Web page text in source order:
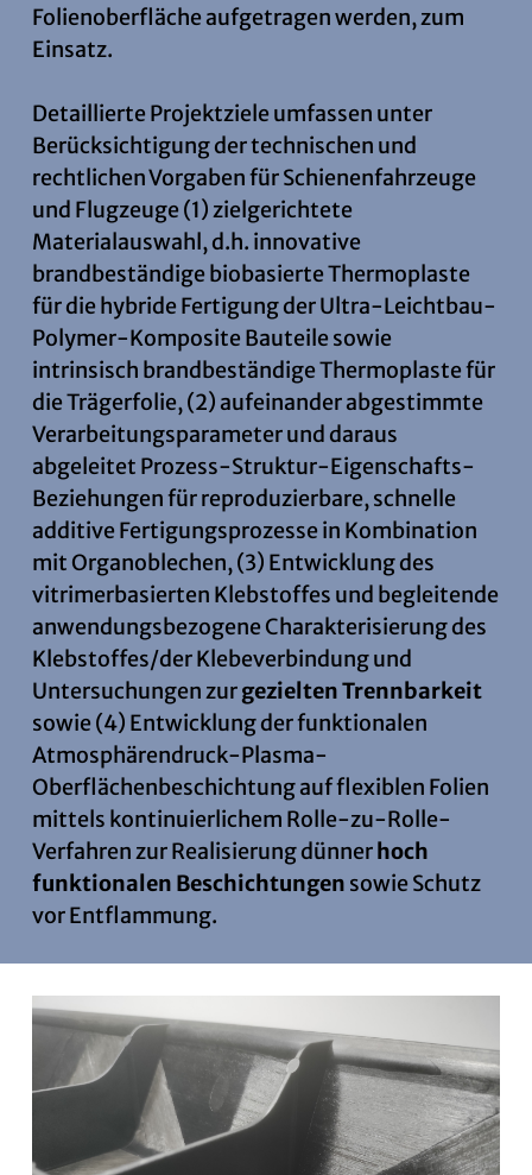
Folienoberfläche aufgetragen werden, zum
Einsatz.
Detaillierte Projektziele umfassen unter
Berücksichtigung der technischen und
rechtlichen Vorgaben für Schienenfahrzeuge
und Flugzeuge (1) zielgerichtete
Materialauswahl, d.h. innovative
brandbeständige biobasierte Thermoplaste
für die hybride Fertigung der Ultra-Leichtbau-
Polymer-Komposite Bauteile sowie
intrinsisch brandbeständige Thermoplaste für
die Trägerfolie, (2) aufeinander abgestimmte
Verarbeitungsparameter und daraus
abgeleitet Prozess-Struktur-Eigenschafts-
Beziehungen für reproduzierbare, schnelle
additive Fertigungsprozesse in Kombination
mit Organoblechen, (3) Entwicklung des
vitrimerbasierten Klebstoffes und begleitende
anwendungsbezogene Charakterisierung des
Klebstoffes/der Klebeverbindung und
Untersuchungen zurgezielten Trennbarkeit
sowie (4) Entwicklung der funktionalen
Atmosphärendruck-Plasma-
Oberflächenbeschichtung auf flexiblen Folien
mittels kontinuierlichem Rolle-zu-Rolle-
Verfahren zur Realisierung dünnerhoch
funktionalen Beschichtungen sowie Schutz
vor Entflammung.